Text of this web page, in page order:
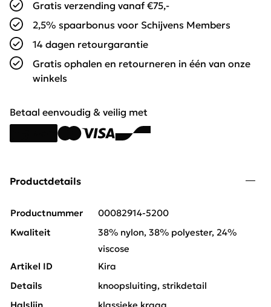
Gratis verzending vanaf €75,-
2,5% spaarbonus voor Schijvens Members
14 dagen retourgarantie
Gratis ophalen en retourneren in één van onze
winkels
Betaal eenvoudig & veilig met
Productdetails
Productnummer
00082914-5200
Kwaliteit
38% nylon, 38% polyester, 24%
viscose
Artikel ID
Kira
Details
knoopsluiting, strikdetail